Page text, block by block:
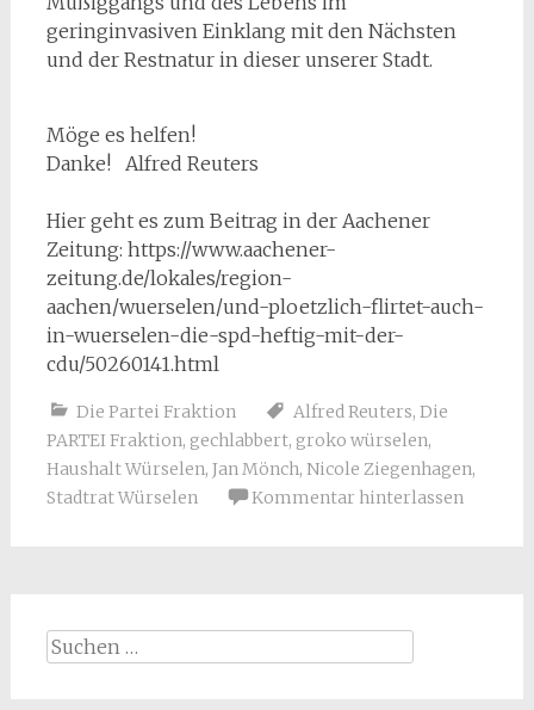
geringinvasiven Einklang mit den Nächsten
und der Restnatur in dieser unserer Stadt.
Möge es helfen!
Danke! Alfred Reuters
Hier geht es zum Beitrag in der Aachener
Zeitung: https://www.aachener-
zeitung.de/lokales/region-
aachen/wuerselen/und-ploetzlich-flirtet-auch-
in-wuerselen-die-spd-heftig-mit-der-
cdu/50260141.html
Die Partei Fraktion Alfred Reuters, Die
PARTEI Fraktion, gechlabbert, groko würselen,
Haushalt Würselen, Jan Mönch, Nicole Ziegenhagen,
Stadtrat Würselen
Kommentar hinterlassen
Suchen
nach: